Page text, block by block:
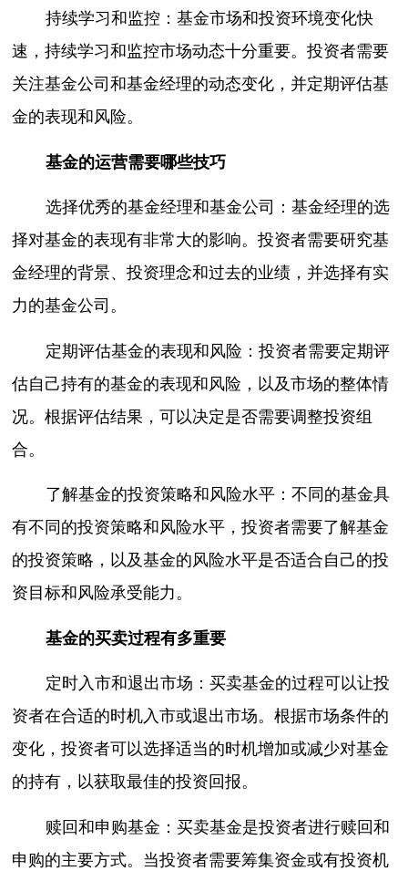
持续学习和监控：基金市场和投资环境变化快
速，持续学习和监控市场动态十分重要。投资者需要
关注基金公司和基金经理的动态变化，并定期评估基
金的表现和风险。
基金的运营需要哪些技巧
选择优秀的基金经理和基金公司：基金经理的选
择对基金的表现有非常大的影响。投资者需要研究基
金经理的背景、投资理念和过去的业绩，并选择有实
力的基金公司。
定期评估基金的表现和风险：投资者需要定期评
估自己持有的基金的表现和风险，以及市场的整体情
况。根据评估结果，可以决定是否需要调整投资组
合。
了解基金的投资策略和风险水平：不同的基金具
有不同的投资策略和风险水平，投资者需要了解基金
的投资策略，以及基金的风险水平是否适合自己的投
资目标和风险承受能力。
基金的买卖过程有多重要
定时入市和退出市场：买卖基金的过程可以让投
资者在合适的时机入市或退出市场。根据市场条件的
变化，投资者可以选择适当的时机增加或减少对基金
的持有，以获取最佳的投资回报。
赎回和申购基金：买卖基金是投资者进行赎回和
申购的主要方式。当投资者需要筹集资金或有投资机